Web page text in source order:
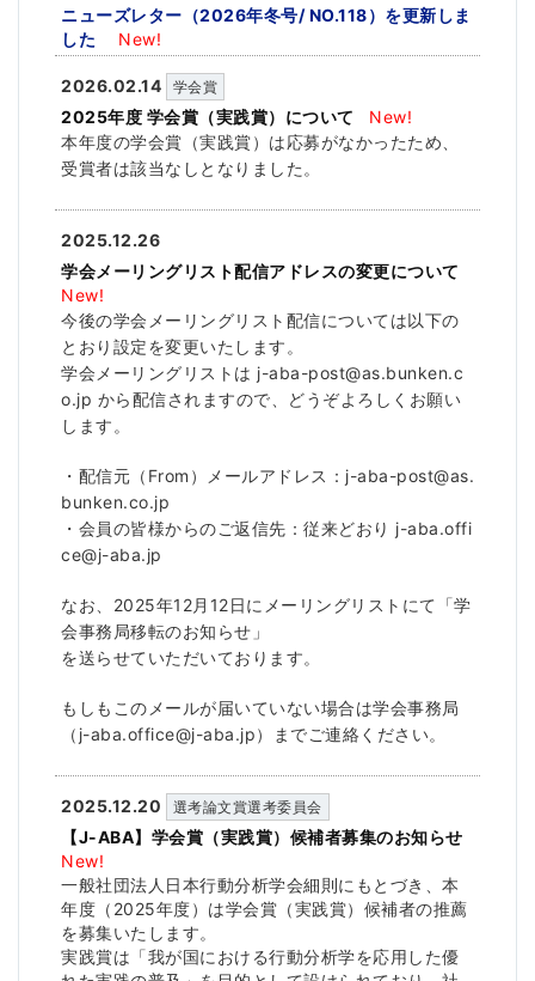
ニューズレター（2026年冬号/ NO.118）を更新しま
した
New!
2026.02.14 学会賞
2025年度 学会賞（実践賞）について
New!
本年度の学会賞（実践賞）は応募がなかったため、
受賞者は該当なしとなりました。
2025.12.26
学会メーリングリスト配信アドレスの変更について
New!
今後の学会メーリングリスト配信については以下の
とおり設定を変更いたします。
学会メーリングリストは j-aba-post@as.bunken.c
o.jp から配信されますので、どうぞよろしくお願い
します。
・配信元（From）メールアドレス：j-aba-post@as.
bunken.co.jp
・会員の皆様からのご返信先：従来どおり j-aba.offi
ce@j-aba.jp
なお、2025年12月12日にメーリングリストにて「学
会事務局移転のお知らせ」
を送らせていただいております。
もしもこのメールが届いていない場合は学会事務局
（j-aba.office@j-aba.jp）までご連絡ください。
2025.12.20 選考論文賞選考委員会
【J-ABA】学会賞（実践賞）候補者募集のお知らせ
New!
一般社団法人日本行動分析学会細則にもとづき、本
年度（ 2025年度）は学会賞（実践賞） 候補者の推薦
を募集いたします。
実践賞は「我が国における行動分析学を応用した優